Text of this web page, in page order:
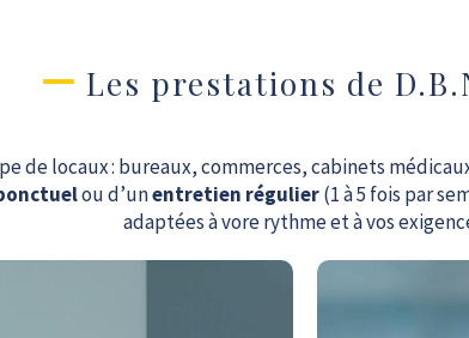
Les prestations de
de locaux : bureaux, commerces, cabinets
ou d’unentretien régulier(1 à 5 fois par
adaptées à vore rythme et à vos